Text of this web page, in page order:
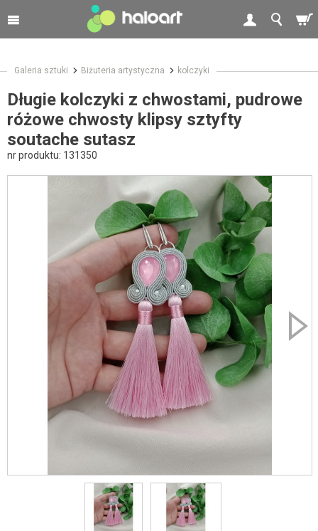
Galeria sztuki Biżuteria artystyczna kolczyki
Długie kolczyki z chwostami, pudrowe
różowe chwosty klipsy sztyfty
soutache sutasz
nr produktu: 131350